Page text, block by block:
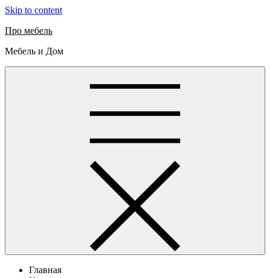
Skip to content
Про мебель
Мебель и Дом
Главная